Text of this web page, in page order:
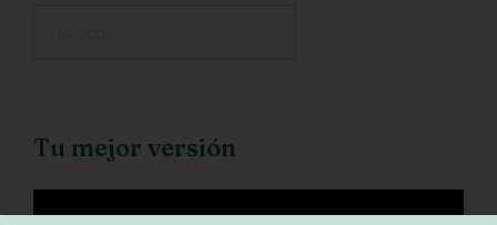
Tu mejor versión